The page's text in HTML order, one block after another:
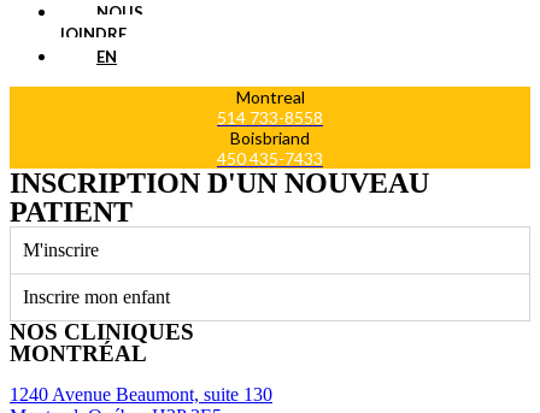
NOUS
JOINDRE
EN
Montreal
514 733-8558
Boisbriand
450 435-7433
INSCRIPTION D'UN NOUVEAU
PATIENT
M'inscrire
Inscrire mon enfant
NOS CLINIQUES
MONTRÉAL
1240 Avenue Beaumont, suite 130